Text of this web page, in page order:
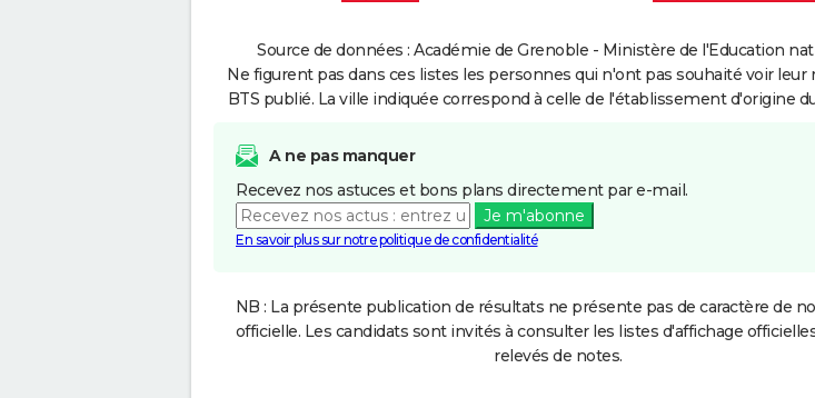
Source de données : Académie de Grenoble - Ministère de l'Education
Ne figurent pas dans ces listes les personnes qui n'ont pas souhaité voir leur
BTS publié. La ville indiquée correspond à celle de l'établissement d'origine
A ne pas manquer
Recevez nos astuces et bons plans directement par e-mail.
Je m'abonne
En savoir plus sur notre politique de confidentialité
NB : La présente publication de résultats ne présente pas de caractère de
officielle. Les candidats sont invités à consulter les listes d'affichage
relevés de notes.